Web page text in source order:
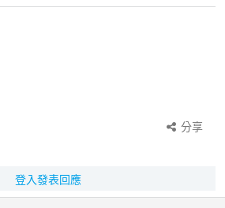
分享
登入發表回應